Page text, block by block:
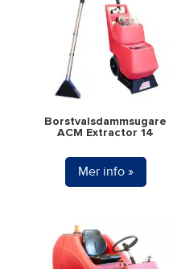
Borstvalsdammsugare
ACM Extractor 14
Mer info »